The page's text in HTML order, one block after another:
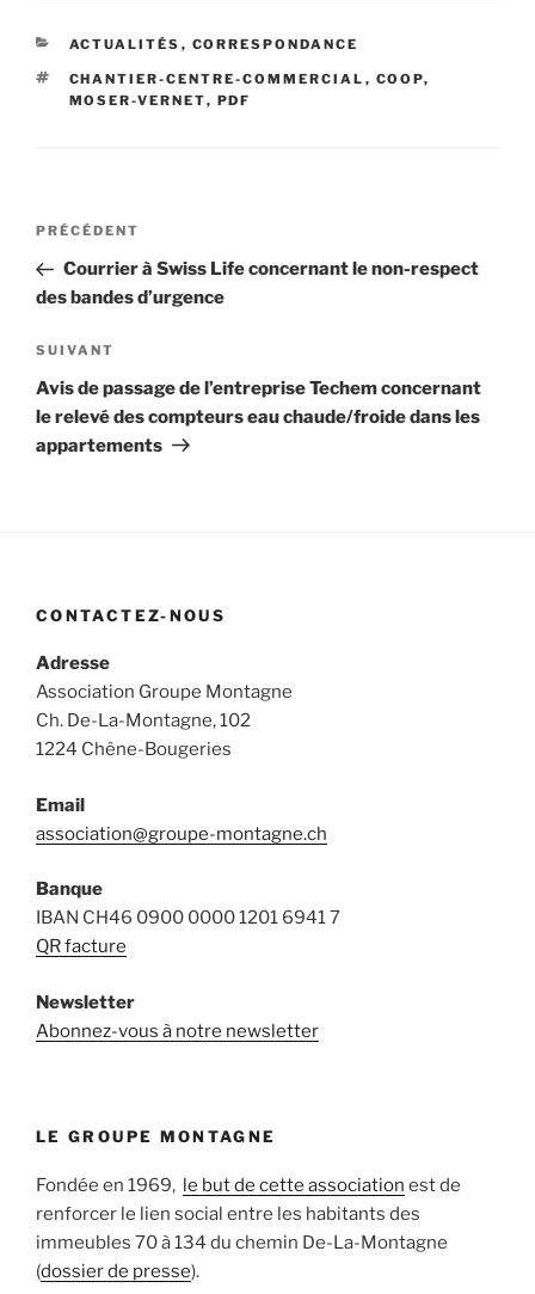
CATÉGORIES
ACTUALITÉS , CORRESPONDANCE
ÉTIQUETTES
CHANTIER-CENTRE-COMMERCIAL , COOP,
MOSER-VERNET, PDF
Navigation
l’article
Article
précédent
PRÉCÉDENT
Courrier à Swiss Life concernant le non-respect
des bandes d’urgence
Article
suivant
SUIVANT
Avis de passage de l’entreprise Techem concernant
le relevé des compteurs eau chaude/froide dans les
appartements
CONTACTEZ-NOUS
Adresse
Association Groupe Montagne
Ch. De-La-Montagne, 102
1224 Chêne-Bougeries
Email
association@groupe-montagne.ch
Banque
IBAN CH46 0900 0000 1201 6941 7
QR facture
Newsletter
Abonnez-vous à notre newsletter
LE GROUPE MONTAGNE
Fondée en 1969, le but de cette association est de
renforcer le lien social entre les habitants des
immeubles 70 à 134 du chemin De-La-Montagne
(dossier de presse).